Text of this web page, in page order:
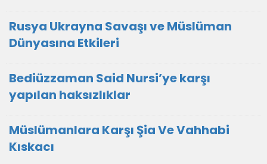
Rusya Ukrayna Savaşı ve Müslüman
Dünyasına Etkileri
Bediüzzaman Said Nursi’ye karşı
yapılan haksızlıklar
Müslümanlara Karşı Şia Ve Vahhabi
Kıskacı